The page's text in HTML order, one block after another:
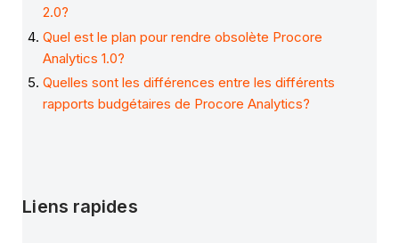
2.0?
Quel est le plan pour rendre obsolète Procore
Analytics 1.0?
Quelles sont les différences entre les différents
rapports budgétaires de Procore Analytics?
Liens rapides